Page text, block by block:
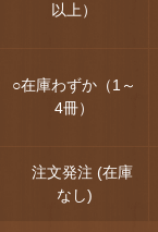
以上）
○在庫わずか（1～
4冊）
注文発注 (在庫
なし)